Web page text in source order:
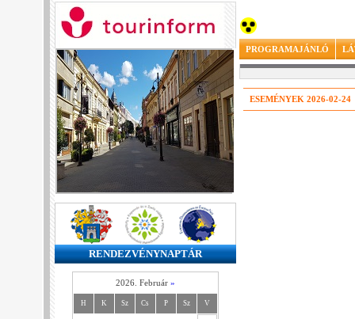
RENDEZVÉNYNAPTÁR
2026. Február »
H K Sz Cs P Sz V
PROGRAMAJÁNLÓ
ESEMÉNYEK 2026-02-24